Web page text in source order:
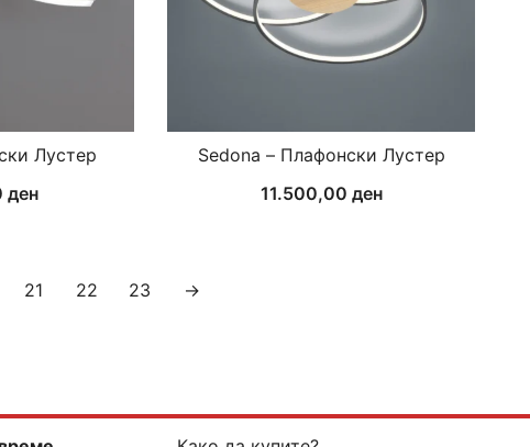
Лустер
ден
Sedona – Плафонски Лустер
11.500,00 ден
21 22 23 →